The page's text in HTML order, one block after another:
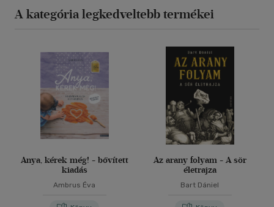
A kategória legkedveltebb termékei
Anya, kérek még! - bővített
kiadás
Ambrus Éva
Az arany folyam - A sör
életrajza
Bart Dániel